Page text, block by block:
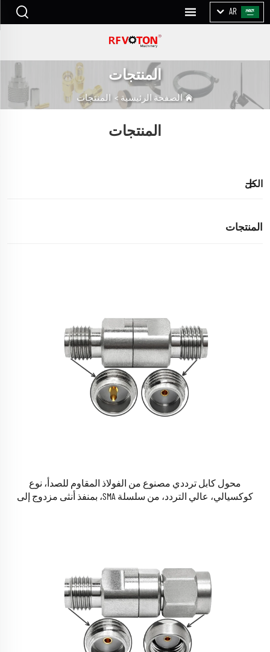
AR
المنتجات
الصفحة الرئيسية > المنتجات
المنتجات
الكل
المنتجات
محول كابل ترددي مصنوع من الفولاذ المقاوم للصدأ، نوع
كوكسيالي، عالي التردد، من سلسلة SMA، بمنفذ أنثى مزدوج إلى